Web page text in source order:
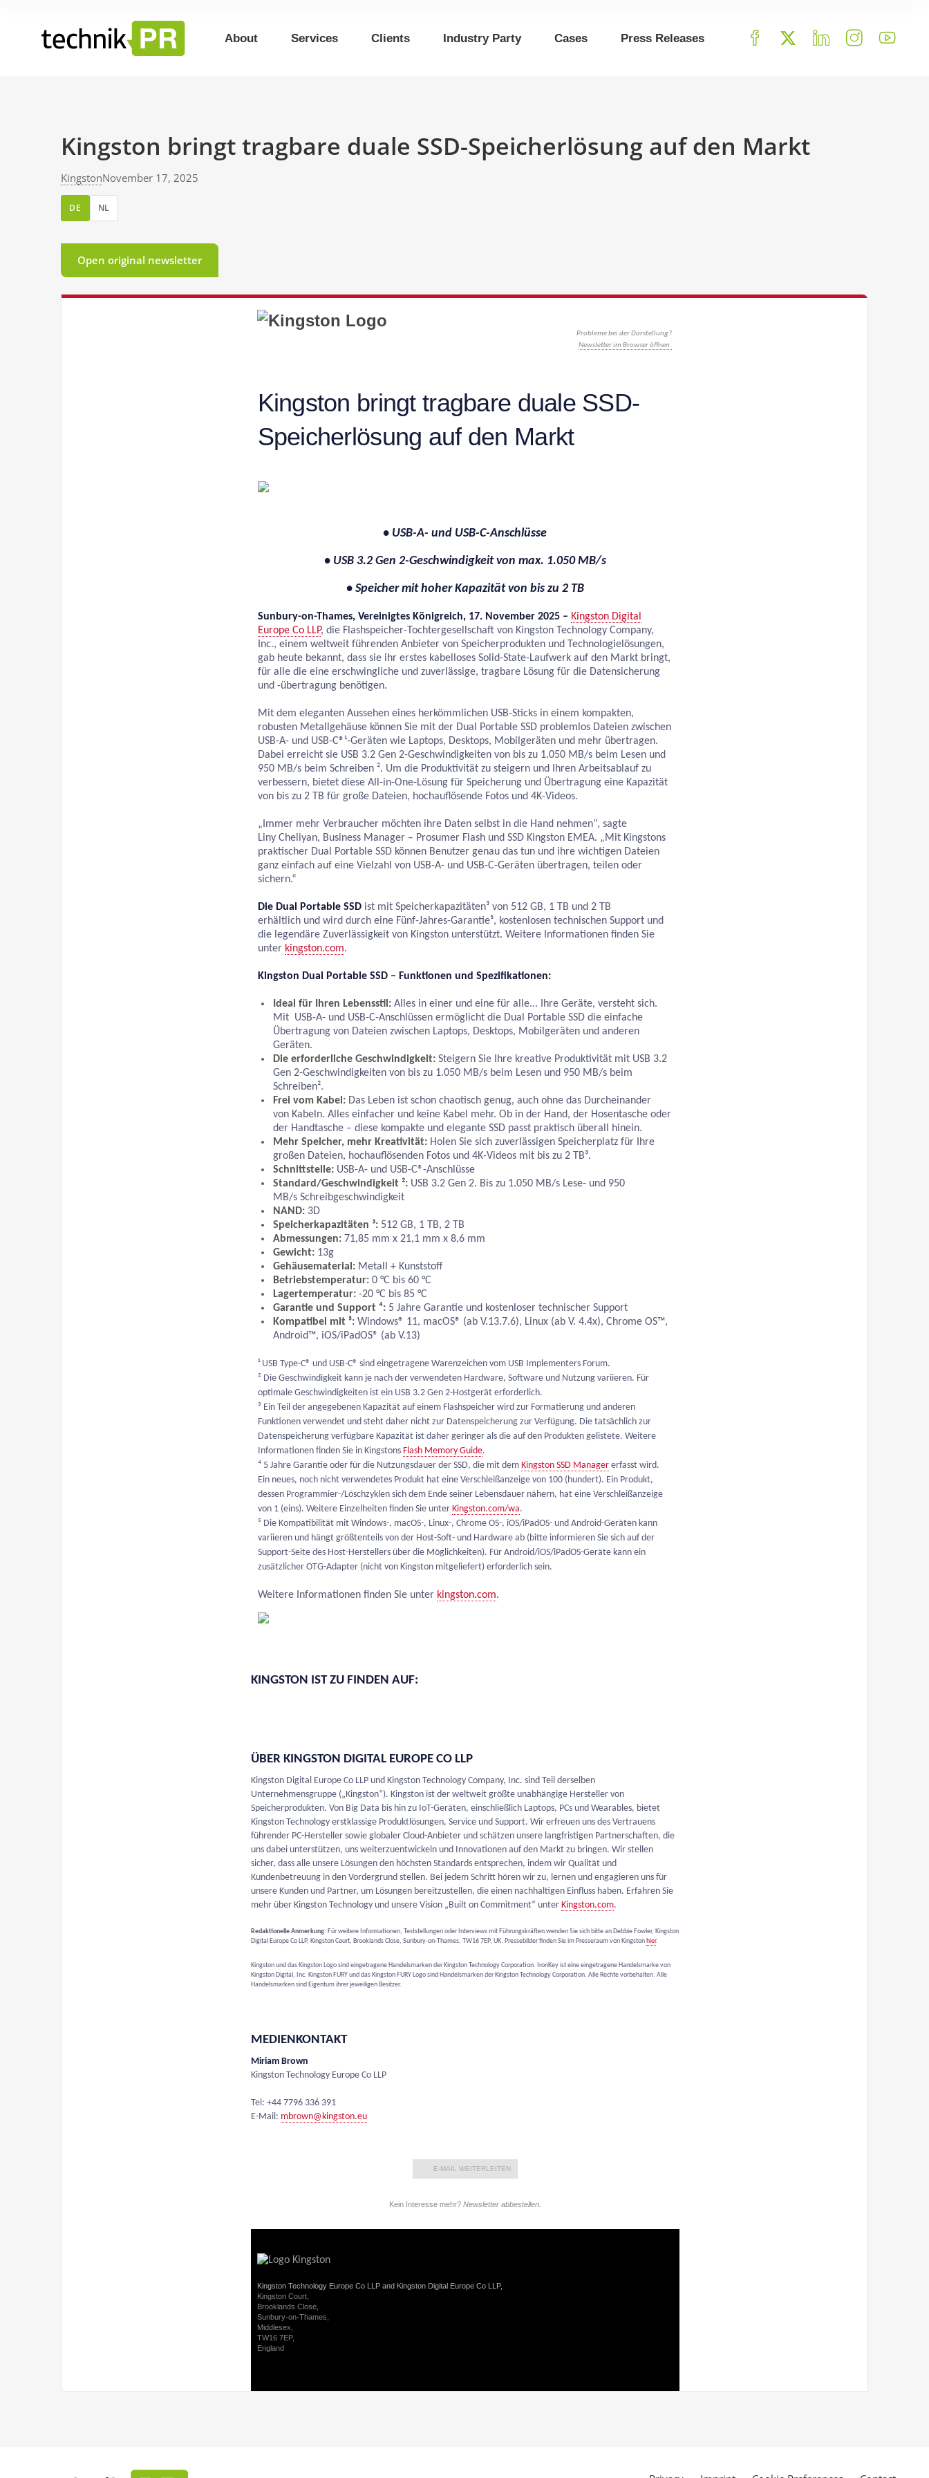
About Services Clients Industry Party Cases Press Releases
Kingston bringt tragbare duale SSD-Speicherlösung auf den Markt
KingstonNovember 17, 2025
DE NL
Open original newsletter